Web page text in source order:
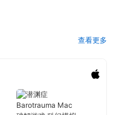
查看更多